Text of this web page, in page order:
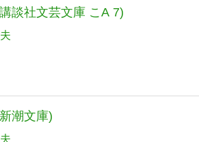
談社文芸文庫 こA 7)
潮文庫)